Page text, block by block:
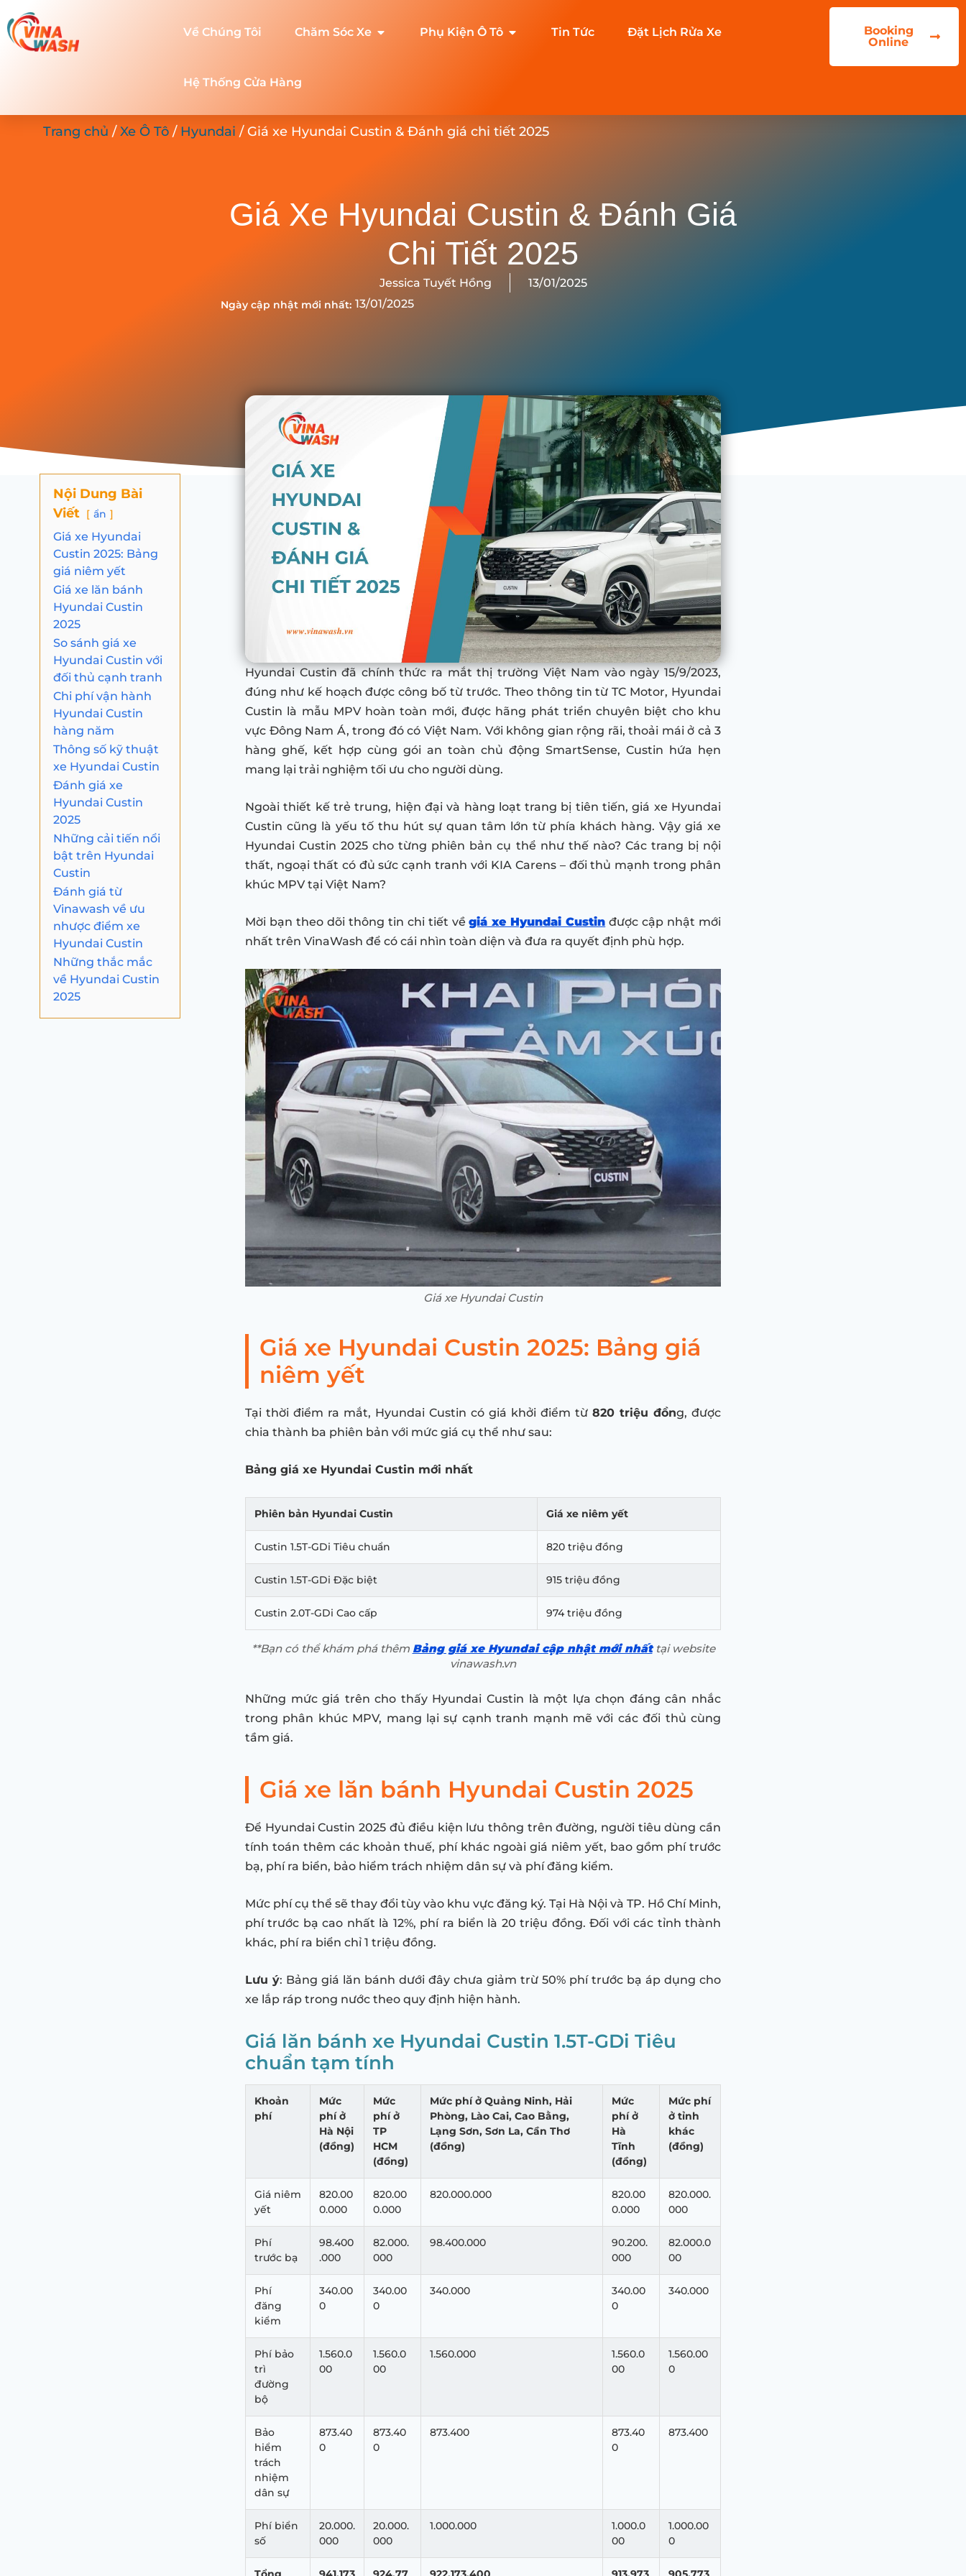
Về Chúng Tôi Chăm Sóc Xe Phụ Kiện Ô Tô Tin Tức Đặt Lịch Rửa Xe
Hệ Thống Cửa Hàng
Booking
Online
Trang chủ /Xe Ô Tô / Hyundai / Giá xe Hyundai Custin & Đánh giá chi tiết 2025
Giá Xe Hyundai Custin & Đánh Giá
Chi Tiết 2025
Jessica Tuyết Hồng 13/01/2025
Ngày cập nhật mới nhất: 13/01/2025
Nội Dung Bài
Viết
ẩn
Giá xe Hyundai
Custin 2025: Bảng
giá niêm yết
Giá xe lăn bánh
Hyundai Custin
2025
So sánh giá xe
Hyundai Custin với
đối thủ cạnh tranh
Chi phí vận hành
Hyundai Custin
hàng năm
Thông số kỹ thuật
xe Hyundai Custin
Đánh giá xe
Hyundai Custin
2025
Những cải tiến nổi
bật trên Hyundai
Custin
Đánh giá từ
Vinawash về ưu
nhược điểm xe
Hyundai Custin
Những thắc mắc
về Hyundai Custin
2025
Hyundai Custin đã chính thức ra mắt thị trường Việt Nam vào ngày 15/9/2023,
đúng như kế hoạch được công bố từ trước. Theo thông tin từ TC Motor, Hyundai
Custin là mẫu MPV hoàn toàn mới, được hãng phát triển chuyên biệt cho khu
vực Đông Nam Á, trong đó có Việt Nam. Với không gian rộng rãi, thoải mái ở cả 3
hàng ghế, kết hợp cùng gói an toàn chủ động SmartSense, Custin hứa hẹn
mang lại trải nghiệm tối ưu cho người dùng.
Ngoài thiết kế trẻ trung, hiện đại và hàng loạt trang bị tiên tiến, giá xe Hyundai
Custin cũng là yếu tố thu hút sự quan tâm lớn từ phía khách hàng. Vậy giá xe
Hyundai Custin 2025 cho từng phiên bản cụ thể như thế nào? Các trang bị nội
thất, ngoại thất có đủ sức cạnh tranh với KIA Carens – đối thủ mạnh trong phân
khúc MPV tại Việt Nam?
Mời bạn theo dõi thông tin chi tiết vềgiá xe Hyundai Custin được cập nhật mới
nhất trên VinaWash để có cái nhìn toàn diện và đưa ra quyết định phù hợp.
Giá xe Hyundai Custin
Giá xe Hyundai Custin 2025: Bảng giá
niêm yết
Tại thời điểm ra mắt, Hyundai Custin có giá khởi điểm từ 820 triệu đồng, được
chia thành ba phiên bản với mức giá cụ thể như sau:
Bảng giá xe Hyundai Custin mới nhất
Phiên bản Hyundai Custin Giá xe niêm yết
Custin 1.5T-GDi Tiêu chuẩn 820 triệu đồng
Custin 1.5T-GDi Đặc biệt 915 triệu đồng
Custin 2.0T-GDi Cao cấp 974 triệu đồng
**Bạn có thể khám phá thêm Bảng giá xe Hyundai cập nhật mới nhấttại website
vinawash.vn
Những mức giá trên cho thấy Hyundai Custin là một lựa chọn đáng cân nhắc
trong phân khúc MPV, mang lại sự cạnh tranh mạnh mẽ với các đối thủ cùng
tầm giá.
Giá xe lăn bánh Hyundai Custin 2025
Để Hyundai Custin 2025 đủ điều kiện lưu thông trên đường, người tiêu dùng cần
tính toán thêm các khoản thuế, phí khác ngoài giá niêm yết, bao gồm phí trước
bạ, phí ra biển, bảo hiểm trách nhiệm dân sự và phí đăng kiểm.
Mức phí cụ thể sẽ thay đổi tùy vào khu vực đăng ký. Tại Hà Nội và TP. Hồ Chí Minh,
phí trước bạ cao nhất là 12%, phí ra biển là 20 triệu đồng. Đối với các tỉnh thành
khác, phí ra biển chỉ 1 triệu đồng.
Lưu ý: Bảng giá lăn bánh dưới đây chưa giảm trừ 50% phí trước bạ áp dụng cho
xe lắp ráp trong nước theo quy định hiện hành.
Giá lăn bánh xe Hyundai Custin 1.5T-GDi Tiêu
chuẩn tạm tính
Khoản
phí
Mức
phí ở
Hà Nội
(đồng)
Mức
phí ở
TP
HCM
(đồng)
Mức phí ở Quảng Ninh, Hải
Phòng, Lào Cai, Cao Bằng,
Lạng Sơn, Sơn La, Cần Thơ
(đồng)
Mức
phí ở
Hà
Tĩnh
(đồng)
Mức phí
ở tỉnh
khác
(đồng)
Giá niêm
yết
820.00
0.000
820.00
0.000
820.000.000
820.00
0.000
820.000.
000
Phí
trước bạ
98.400
.000
82.000.
000
98.400.000
90.200.
000
82.000.0
00
Phí
đăng
kiểm
340.00
0
340.00
0
340.000
340.00
0
340.000
Phí bảo
trì
đường
bộ
1.560.0
00
1.560.0
00
1.560.000
1.560.0
00
1.560.00
0
Bảo
hiểm
trách
nhiệm
dân sự
873.40
0
873.40
0
873.400
873.40
0
873.400
Phí biển
số
20.000.
000
20.000.
000
1.000.000
1.000.0
00
1.000.00
0